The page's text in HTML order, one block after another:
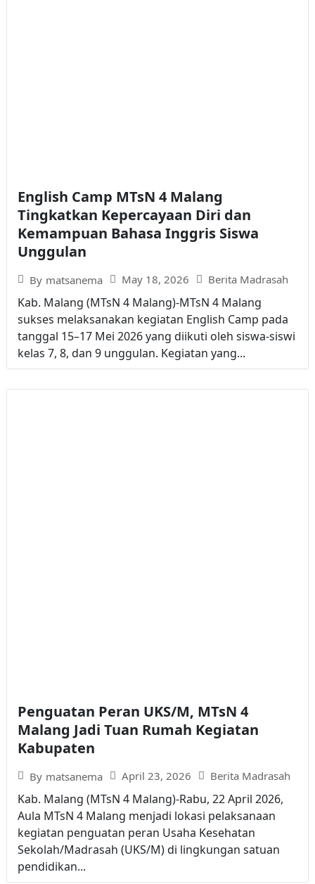
English Camp MTsN 4 Malang
Tingkatkan Kepercayaan Diri dan
Kemampuan Bahasa Inggris Siswa
Unggulan
By matsanema May 18, 2026 Berita Madrasah
Kab. Malang (MTsN 4 Malang)-MTsN 4 Malang
sukses melaksanakan kegiatan English Camp pada
tanggal 15–17 Mei 2026 yang diikuti oleh siswa-siswi
kelas 7, 8, dan 9 unggulan. Kegiatan yang...
Penguatan Peran UKS/M, MTsN 4
Malang Jadi Tuan Rumah Kegiatan
Kabupaten
By matsanema April 23, 2026 Berita Madrasah
Kab. Malang (MTsN 4 Malang)-Rabu, 22 April 2026,
Aula MTsN 4 Malang menjadi lokasi pelaksanaan
kegiatan penguatan peran Usaha Kesehatan
Sekolah/Madrasah (UKS/M) di lingkungan satuan
pendidikan...